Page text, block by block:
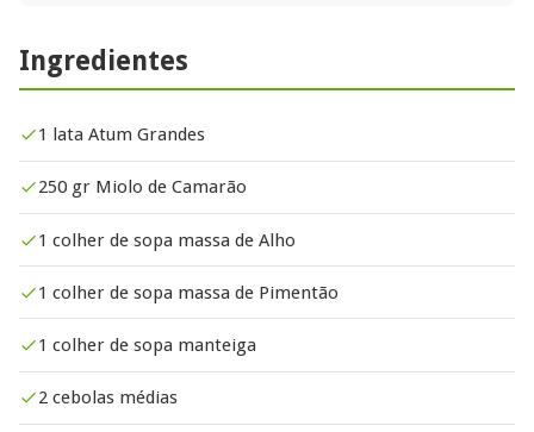
Ingredientes
1 lata Atum Grandes
250 gr Miolo de Camarão
1 colher de sopa massa de Alho
1 colher de sopa massa de Pimentão
1 colher de sopa manteiga
2 cebolas médias